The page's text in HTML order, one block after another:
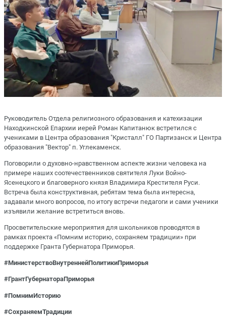
Руководитель Отдела религиозного образования и катехизации
Находкинской Епархии иерей Роман Капитанюк встретился с
учениками в Центра образования "Кристалл" ГО Партизанск и Центра
образования "Вектор" п. Углекаменск.
Поговорили о духовно-нравственном аспекте жизни человека на
примере наших соотечественников святителя Луки Войно-
Ясенецкого и благоверного князя Владимира Крестителя Руси.
Встреча была конструктивная, ребятам тема была интересна,
задавали много вопросов, по итогу встречи педагоги и сами ученики
изъявили желание встретиться вновь.
Просветительские мероприятия для школьников проводятся в
рамках проекта «Помним историю, сохраняем традиции» при
поддержке Гранта Губернатора Приморья.
#МинистерствоВнутреннейПолитикиПриморья
#ГрантГубернатораПриморья
#ПомнимИсторию
#СохраняемТрадиции